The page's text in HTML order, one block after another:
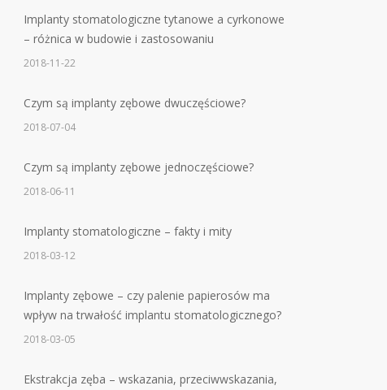
Implanty stomatologiczne tytanowe a cyrkonowe
– różnica w budowie i zastosowaniu
2018-11-22
Czym są implanty zębowe dwuczęściowe?
2018-07-04
Czym są implanty zębowe jednoczęściowe?
2018-06-11
Implanty stomatologiczne – fakty i mity
2018-03-12
Implanty zębowe – czy palenie papierosów ma
wpływ na trwałość implantu stomatologicznego?
2018-03-05
Ekstrakcja zęba – wskazania, przeciwwskazania,